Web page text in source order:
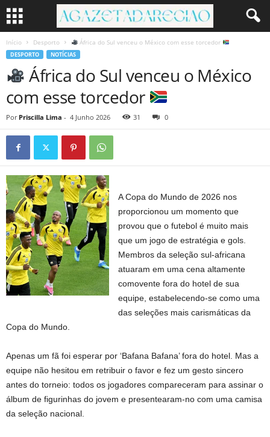
Início Desporto África do Sul venceu o México com esse torcedor
DESPORTO NOTÍCIAS
África do Sul venceu o México
com esse torcedor
Por Priscilla Lima - 4 Junho 2026 31 0
A Copa do Mundo de 2026 nos
proporcionou um momento que
provou que o futebol é muito mais
que um jogo de estratégia e gols.
Membros da seleção sul-africana
atuaram em uma cena altamente
comovente fora do hotel de sua
equipe, estabelecendo-se como uma
das seleções mais carismáticas da
Copa do Mundo.
Apenas um fã foi esperar por ‘Bafana Bafana’ fora do hotel. Mas a
equipe não hesitou em retribuir o favor e fez um gesto sincero
antes do torneio: todos os jogadores compareceram para assinar o
álbum de figurinhas do jovem e presentearam-no com uma camisa
da seleção nacional.